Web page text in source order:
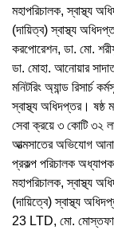
মহাপরিচালক, স্বাস্থ্য
(দায়িত্ব) স্বাস্থ্য
করপোরেশন, ডা. মো.
ডা. মোহা. আনোয়ার
মনিটরিং অ্যান্ড রিসার্চ
স্বাস্থ্য অধিদপ্তর। ষষ্ঠ
সেবা ক্রয়ে ৩ কোটি ৩২
আত্মসাতের অভিযোগ আনা
প্রকল্প পরিচালক
মহাপরিচালক, স্বাস্থ্য
(দায়িত্বে) স্বাস্থ্য
23 LTD, মো. মোস্তফা